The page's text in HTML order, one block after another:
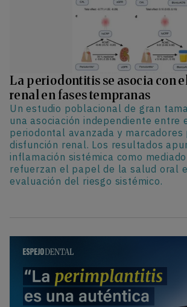
La periodontitis se asocia con
renal en fases tempranas
Un estudio poblacional de gran
una asociación independiente entre
periodontal avanzada y marcadores
disfunción renal. Los resultados
inflamación sistémica como
refuerzan el papel de la salud oral
evaluación del riesgo sistémico.